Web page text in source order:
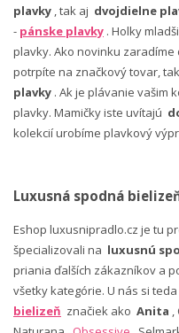
plavky , tak aj dvojdielne
- pánske plavky . Holky
plavky. Ako novinku
potrpíte na značkový tovar,
plavky . Ak je plávanie vašim
plavky. Mamičky iste uvítajú
kolekcií urobíme plavkový
Luxusná spodná
Eshop luxusnipradlo.cz je tu
špecializovali na luxusnú
priania ďalších zákazníkov a
všetky kategórie. U nás si
bielizeň značiek ako Anita ,